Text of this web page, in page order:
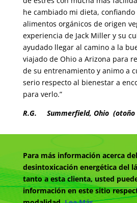
he cambiado mi dieta,
alimentos orgánicos de origen
experiencia de Jack Miller y su
ayudado llegar al camino a la
viajado de Ohio a Arizona para
de su entrenamiento y animo a
serio respecto al bienestar a
para verlo.”
R.G. Summerfield, Ohio (otoño
Para más información acerca
desintoxicación energética del
tanto a esta clienta, usted
información en este sitio